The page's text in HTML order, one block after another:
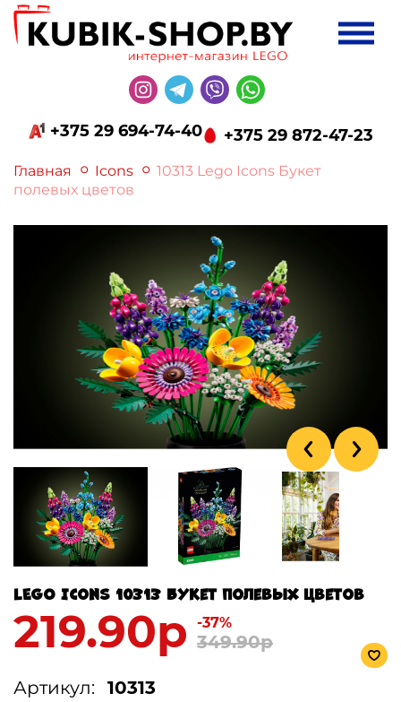
+375 29 694-74-40 +375 29 872-47-23
Главная Icons
10313 Lego Icons Букет
полевых цветов
LEGO Icons 10313 Букет полевых цветов
219.90р -37%
349.90р
Артикул: 10313